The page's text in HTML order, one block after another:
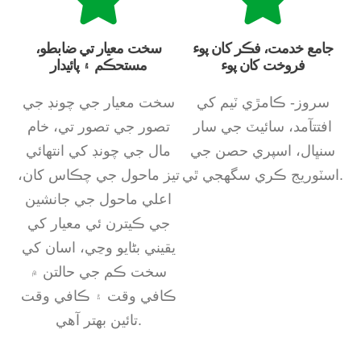
سخت معيار تي ضابطو،
مستحڪم ۽ پائيدار
سخت معيار جي چونڊ جي
تصور جي تصور تي، خام
مال جي چونڊ کي انتهائي
تيز ماحول جي چڪاس کان،
اعلي ماحول جي جانشين
جي ڪيترن ئي معيار کي
يقيني بڻايو وڃي، اسان کي
سخت ڪم جي حالتن ۾
ڪافي وقت ۽ ڪافي وقت
تائين بهتر آهي.
جامع خدمت، فڪر کان پوء
فروخت کان پوء
سروز- ڪامڙي ٽيم کي
افتتآمد، سائيٽ جي سار
سنڀال، اسپري حصن جي
اسٽوريج ڪري سگهجي ٿي.